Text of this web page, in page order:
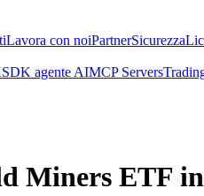
Lavora con noiPartnerSicurezza
SDK agente AIMCP Servers
Miners ETF